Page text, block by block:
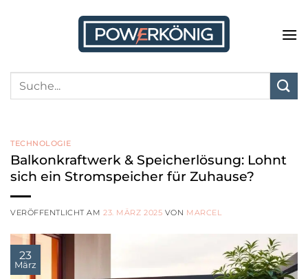
TECHNOLOGIE
Balkonkraftwerk & Speicherlösung: Lohnt
sich ein Stromspeicher für Zuhause?
VERÖFFENTLICHT AM23. MÄRZ 2025 VON MARCEL
23
März